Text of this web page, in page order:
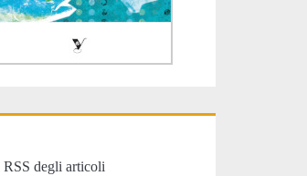
RSS degli articoli